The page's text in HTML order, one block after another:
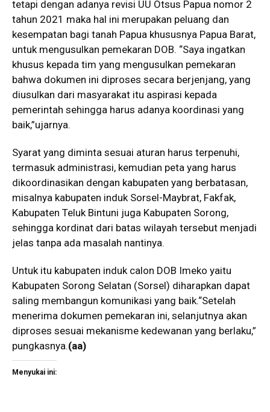
tetapi dengan adanya revisi UU Otsus Papua nomor 2
tahun 2021 maka hal ini merupakan peluang dan
kesempatan bagi tanah Papua khususnya Papua Barat,
untuk mengusulkan pemekaran DOB. “Saya ingatkan
khusus kepada tim yang mengusulkan pemekaran
bahwa dokumen ini diproses secara berjenjang, yang
diusulkan dari masyarakat itu aspirasi kepada
pemerintah sehingga harus adanya koordinasi yang
baik,”ujarnya.
Syarat yang diminta sesuai aturan harus terpenuhi,
termasuk administrasi, kemudian peta yang harus
dikoordinasikan dengan kabupaten yang berbatasan,
misalnya kabupaten induk Sorsel-Maybrat, Fakfak,
Kabupaten Teluk Bintuni juga Kabupaten Sorong,
sehingga kordinat dari batas wilayah tersebut menjadi
jelas tanpa ada masalah nantinya.
Untuk itu kabupaten induk calon DOB Imeko yaitu
Kabupaten Sorong Selatan (Sorsel) diharapkan dapat
saling membangun komunikasi yang baik.“Setelah
menerima dokumen pemekaran ini, selanjutnya akan
diproses sesuai mekanisme kedewanan yang berlaku,”
pungkasnya.(aa)
Menyukai ini: